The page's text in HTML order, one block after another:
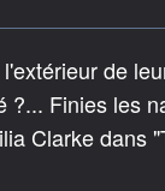
de
Finies les
Clarke dans